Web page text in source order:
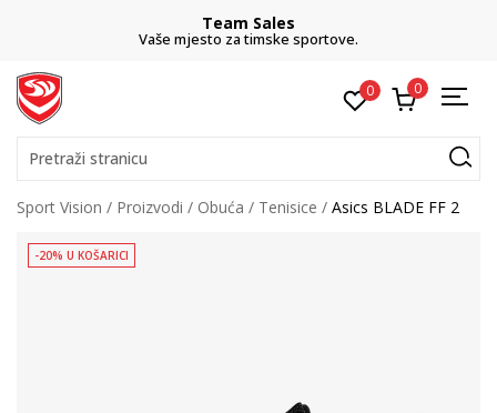
Team Sales
Vaše mjesto za timske sportove.
0 0
Pretraži stranicu
Sport Vision Proizvodi Obuća Tenisice Asics BLADE FF 2
-20% U KOŠARICI